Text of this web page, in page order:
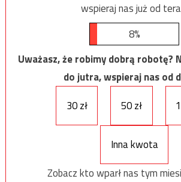
wspieraj nas już od
8%
Uważasz, że robimy dobrą robotę?
do jutra, wspieraj nas od
30 zł
50 zł
Inna kwota
Zobacz kto wparł nas tym